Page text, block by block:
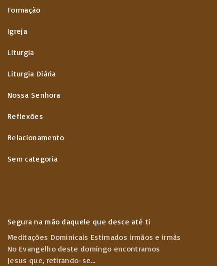
Formação
Igreja
Liturgia
Liturgia Diária
Nossa Senhora
Reflexões
Relacionamento
Sem categoria
Segura na mão daquele que desce até ti
Meditações Dominicais Estimados irmãos e irmãs
No Evangelho deste domingo encontramos
Jesus que, retirando-se...